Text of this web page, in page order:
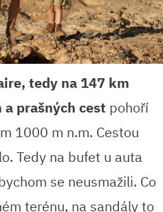
tedy na 147 km
prašných cest pohoří
1000 m n.m. Cestou
Tedy na bufet u auta
se neusmažili. Co
terénu, na sandály to